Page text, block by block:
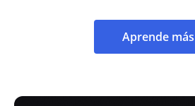
Aprende más